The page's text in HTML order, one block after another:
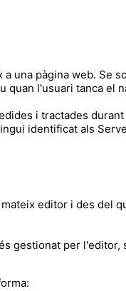
una pàgina web. Se
quan l'usuari tanca el
i tractades
identificat als
editor i des del
gestionat per l'editor,